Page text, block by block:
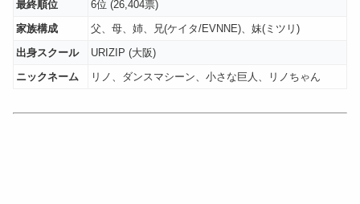
最終順位
6位 (26,404票)
家族構成
父、母、姉、兄(ケイタ/EVNNE)、妹(ミツリ)
出身スクール
URIZIP (大阪)
ニックネーム
リノ、ダンスマシーン、小さな巨人、リノちゃん